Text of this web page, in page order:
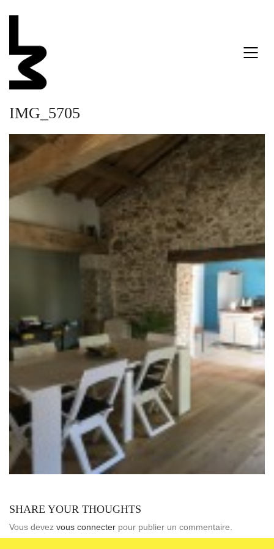
IMG_5705
SHARE YOUR THOUGHTS
Vous devez vous connecter pour publier un commentaire.